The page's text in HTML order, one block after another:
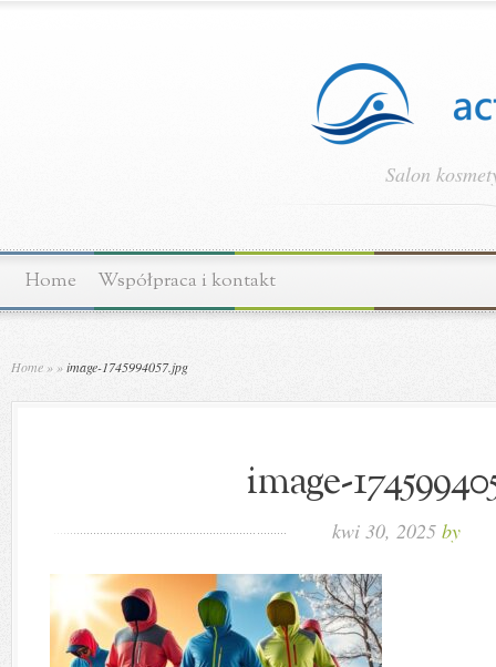
Salon
Home Współpraca i kontakt
Home » »image-1745994057.jpg
image-
kwi 30, 2025 by